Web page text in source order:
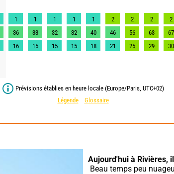
1 1 1 1 1 2 2 2 2
36 33 32 32 40 46 56 63 67
16 15 15 15 18 21 25 29 30
Prévisions établies en heure locale (Europe/Paris, UTC+02)
Légende
Glossaire
Aujourd'hui à Rivières,
Beau temps peu